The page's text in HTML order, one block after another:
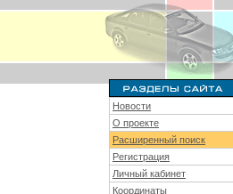
Новости
О проекте
Расширенный поиск
Регистрация
Личный кабинет
Координаты